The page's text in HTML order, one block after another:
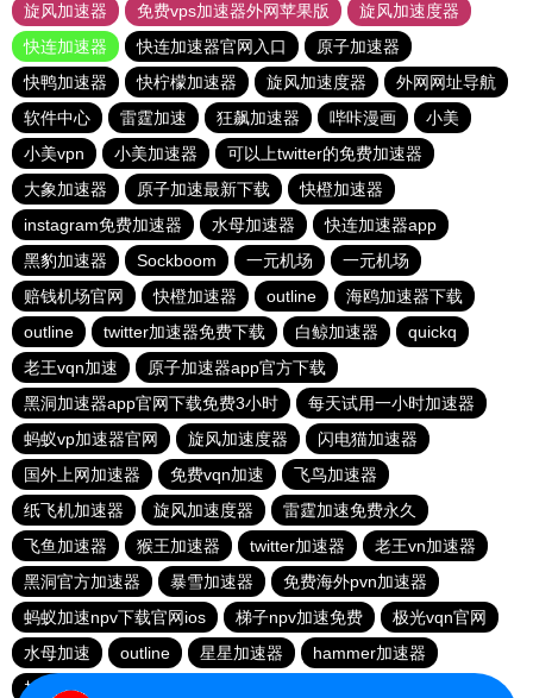
旋风加速器
免费vps加速器外网苹果版
旋风加速度器
快连加速器
快连加速器官网入口
原子加速器
快鸭加速器
快柠檬加速器 旋风加速度器
外网网址导航
软件中心
雷霆加速 狂飙加速器 哔咔漫画
小美
小美vpn
小美加速器
可以上twitter的免费加速器
大象加速器
原子加速最新下载
快橙加速器
instagram免费加速器
水母加速器
快连加速器app
黑豹加速器
Sockboom 一元机场
一元机场
赔钱机场官网
快橙加速器 outline
海鸥加速器下载
outline
twitter加速器免费下载 白鲸加速器
quickq
老王vqn加速
原子加速器app官方下载
黑洞加速器app官网下载免费3小时
每天试用一小时加速器
蚂蚁vp加速器官网
旋风加速度器
闪电猫加速器
国外上网加速器
免费vqn加速
飞鸟加速器
纸飞机加速器
旋风加速度器
雷霆加速免费永久
飞鱼加速器
猴王加速器 twitter加速器
老王vn加速器
黑洞官方加速器
暴雪加速器
免费海外pvn加速器
蚂蚁加速npv下载官网ios
梯子npv加速免费
极光vqn官网
水母加速
outline 星星加速器
hammer加速器
加速器试用3小时